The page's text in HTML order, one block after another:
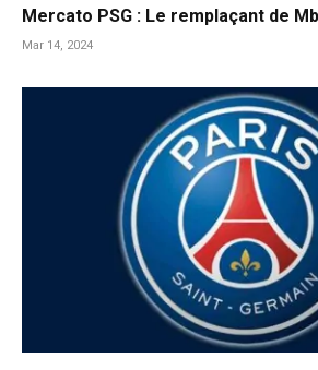
Mercato PSG : Le remplaçant de
Mar 14, 2024